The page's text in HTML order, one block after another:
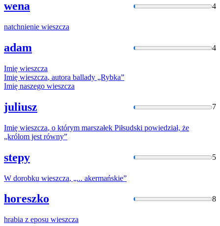
wena 4
natchnienie wieszcza
adam 4
Imię wieszcza
Imię wieszcza, autora ballady „Rybka”
Imię naszego wieszcza
juliusz 7
Imię wieszcza, o którym marszałek Piłsudski powiedział, że
„królom jest równy”
stepy 5
W dorobku wieszcza, „... akermańskie”
horeszko 8
hrabia z eposu wieszcza